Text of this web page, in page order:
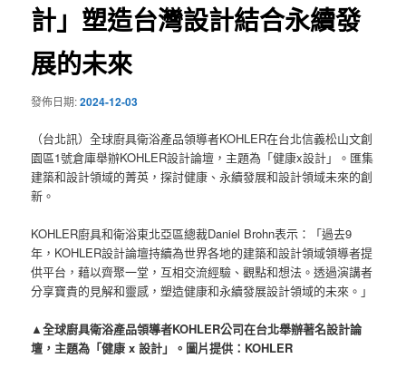
計」塑造台灣設計結合永續發
展的未來
發佈日期:2024-12-03
（台北訊）全球廚具衛浴產品領導者KOHLER在台北信義松山文創
園區1號倉庫舉辦KOHLER設計論壇，主題為「健康x設計」。匯集
建築和設計領域的菁英，探討健康、永續發展和設計領域未來的創
新。
KOHLER廚具和衛浴東北亞區總裁Daniel Brohn表示：「過去9
年，KOHLER設計論壇持續為世界各地的建築和設計領域領導者提
供平台，藉以齊聚一堂，互相交流經驗、觀點和想法。透過演講者
分享寶貴的見解和靈感，塑造健康和永續發展設計領域的未來。」
▲全球廚具衛浴產品領導者KOHLER公司在台北舉辦著名設計論
壇，主題為「健康 x 設計」。圖片提供：KOHLER